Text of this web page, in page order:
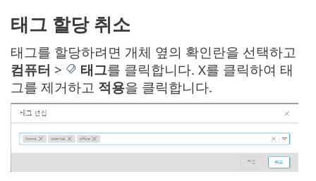
태그 할당 취소
태그를 할당하려면 개체 옆의 확인란을 선택하고
컴퓨터 > 태그를 클릭합니다. X를 클릭하여 태
그를 제거하고 적용을 클릭합니다.